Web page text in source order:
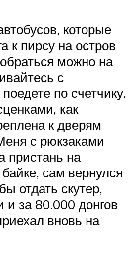
которые
к пирсу на остров
можно на
с
по счетчику.
как
к дверям
с рюкзаками
пристань на
сам вернулся
отдать скутер,
и за 80.000 донгов
вновь на